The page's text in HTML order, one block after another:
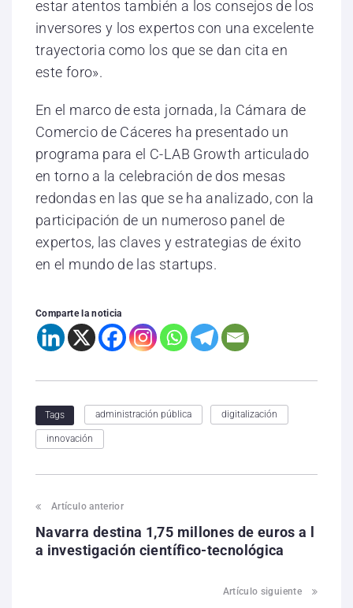
estar atentos también a los consejos de los
inversores y los expertos con una excelente
trayectoria como los que se dan cita en
este foro».
En el marco de esta jornada, la Cámara de
Comercio de Cáceres ha presentado un
programa para el C-LAB Growth articulado
en torno a la celebración de dos mesas
redondas en las que se ha analizado, con la
participación de un numeroso panel de
expertos, las claves y estrategias de éxito
en el mundo de las startups.
Comparte la noticia
Tags administración pública digitalización
innovación
Artículo anterior
Navarra destina 1,75 millones de euros a l
a investigación científico-tecnológica
Artículo siguiente